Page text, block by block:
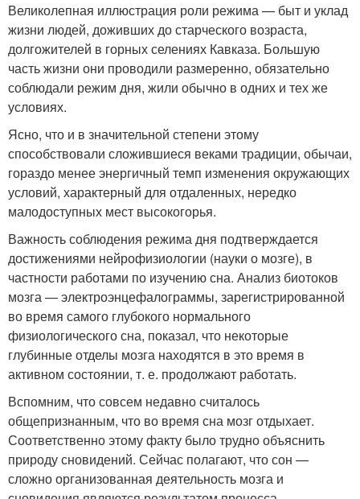
Великолепная иллюстрация роли режима — быт и уклад
жизни людей, доживших до старческого возраста,
долгожителей в горных селениях Кавказа. Большую
часть жизни они проводили размеренно, обязательно
соблюдали режим дня, жили обычно в одних и тех же
условиях.
Ясно, что и в значительной степени этому
способствовали сложившиеся веками традиции, обычаи,
гораздо менее энергичный темп изменения окружающих
условий, характерный для отдаленных, нередко
малодоступных мест высокогорья.
Важность соблюдения режима дня подтверждается
достижениями нейрофизиологии (науки о мозге), в
частности работами по изучению сна. Анализ биотоков
мозга — электроэнцефалограммы, зарегистрированной
во время самого глубокого нормального
физиологического сна, показал, что некоторые
глубинные отделы мозга находятся в это время в
активном состоянии, т. е. продолжают работать.
Вспомним, что совсем недавно считалось
общепризнанным, что во время сна мозг отдыхает.
Соответственно этому факту было трудно объяснить
природу сновидений. Сейчас полагают, что сон —
сложно организованная деятельность мозга и